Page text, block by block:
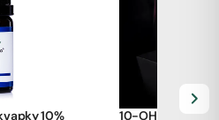
10%
10-OH-HHC